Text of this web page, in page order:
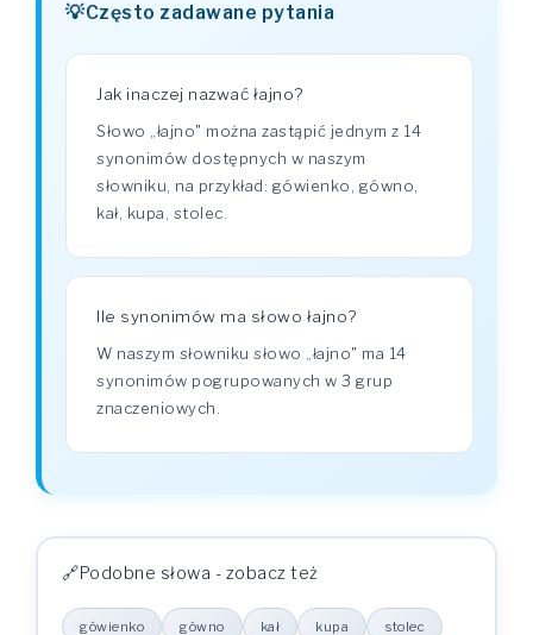
Często zadawane pytania
Jak inaczej nazwać łajno?
Słowo „łajno" można zastąpić jednym z 14
synonimów dostępnych w naszym
słowniku, na przykład: gówienko, gówno,
kał, kupa, stolec.
Ile synonimów ma słowo łajno?
W naszym słowniku słowo „łajno" ma 14
synonimów pogrupowanych w 3 grup
znaczeniowych.
Podobne słowa - zobacz też
gówienko gówno kał kupa stolec